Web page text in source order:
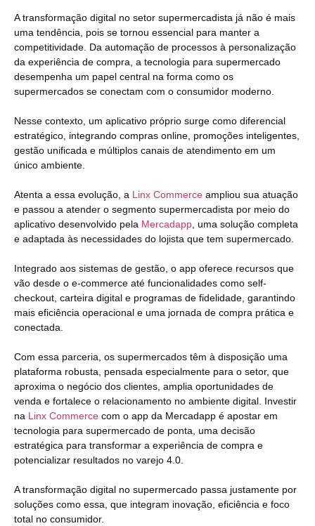
A transformação digital no setor supermercadista já não é mais
uma tendência, pois se tornou essencial para manter a
competitividade. Da automação de processos à personalização
da experiência de compra, a tecnologia para supermercado
desempenha um papel central na forma como os
supermercados se conectam com o consumidor moderno.
Nesse contexto, um aplicativo próprio surge como diferencial
estratégico, integrando compras online, promoções inteligentes,
gestão unificada e múltiplos canais de atendimento em um
único ambiente.
Atenta a essa evolução, a Linx Commerce ampliou sua atuação
e passou a atender o segmento supermercadista por meio do
aplicativo desenvolvido pela Mercadapp, uma solução completa
e adaptada às necessidades do lojista que tem supermercado.
Integrado aos sistemas de gestão, o app oferece recursos que
vão desde o e-commerce até funcionalidades como self-
checkout, carteira digital e programas de fidelidade, garantindo
mais eficiência operacional e uma jornada de compra prática e
conectada.
Com essa parceria, os supermercados têm à disposição uma
plataforma robusta, pensada especialmente para o setor, que
aproxima o negócio dos clientes, amplia oportunidades de
venda e fortalece o relacionamento no ambiente digital. Investir
na Linx Commerce com o app da Mercadapp é apostar em
tecnologia para supermercado de ponta, uma decisão
estratégica para transformar a experiência de compra e
potencializar resultados no varejo 4.0.
A transformação digital no supermercado passa justamente por
soluções como essa, que integram inovação, eficiência e foco
total no consumidor.